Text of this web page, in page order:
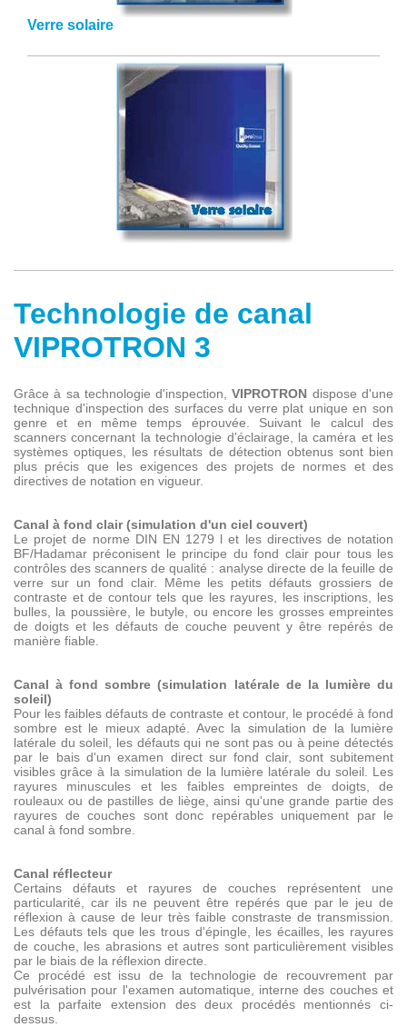
Verre solaire
Technologie de canal
VIPROTRON 3
Grâce à sa technologie d'inspection,VIPROTRON dispose d'une
technique d'inspection des surfaces du verre plat unique en son
genre et en même temps éprouvée. Suivant le calcul des
scanners concernant la technologie d'éclairage, la caméra et les
systèmes optiques, les résultats de détection obtenus sont bien
plus précis que les exigences des projets de normes et des
directives de notation en vigueur.
Canal à fond clair (simulation d'un ciel couvert)
Le projet de norme DIN EN 1279 l et les directives de notation
BF/Hadamar préconisent le principe du fond clair pour tous les
contrôles des scanners de qualité : analyse directe de la feuille de
verre sur un fond clair. Même les petits défauts grossiers de
contraste et de contour tels que les rayures, les inscriptions, les
bulles, la poussière, le butyle, ou encore les grosses empreintes
de doigts et les défauts de couche peuvent y être repérés de
manière fiable.
Canal à fond sombre (simulation latérale de la lumière du
soleil)
Pour les faibles défauts de contraste et contour, le procédé à fond
sombre est le mieux adapté. Avec la simulation de la lumière
latérale du soleil, les défauts qui ne sont pas ou à peine détectés
par le bais d'un examen direct sur fond clair, sont subitement
visibles grâce à la simulation de la lumière latérale du soleil. Les
rayures minuscules et les faibles empreintes de doigts, de
rouleaux ou de pastilles de liège, ainsi qu'une grande partie des
rayures de couches sont donc repérables uniquement par le
canal à fond sombre.
Canal réflecteur
Certains défauts et rayures de couches représentent une
particularité, car ils ne peuvent être repérés que par le jeu de
réflexion à cause de leur très faible constraste de transmission.
Les défauts tels que les trous d'épingle, les écailles, les rayures
de couche, les abrasions et autres sont particulièrement visibles
par le biais de la réflexion directe.
Ce procédé est issu de la technologie de recouvrement par
pulvérisation pour l'examen automatique, interne des couches et
est la parfaite extension des deux procédés mentionnés ci-
dessus.